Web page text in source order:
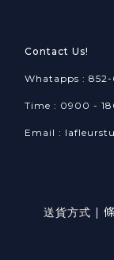
Contact Us!
Whatapps : 852-
Time : 0900 -
Email :
送貨方式 |